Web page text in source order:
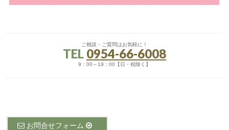
ご相談・ご質問はお気軽に！
TEL 0954-66-6008
9：00～19：00【日・祝除く】
お問合せフォーム